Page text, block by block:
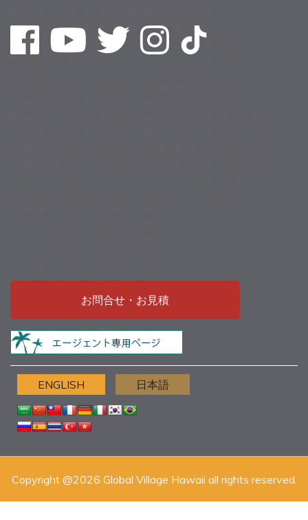
お問合せ・お見積
ENGLISH 日本語
Copyright @2026 Global Village Hawaii all rights reserved.